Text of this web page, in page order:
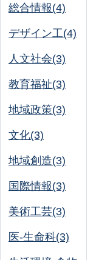
総合情報(4)
デザイン工(4)
人文社会(3)
教育福祉(3)
地域政策(3)
文化(3)
地域創造(3)
国際情報(3)
美術工芸(3)
医-生命科(3)